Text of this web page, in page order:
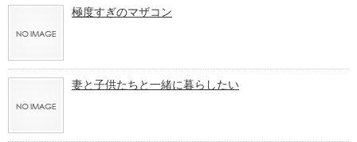
極度すぎのマザコン
妻と子供たちと一緒に暮らしたい